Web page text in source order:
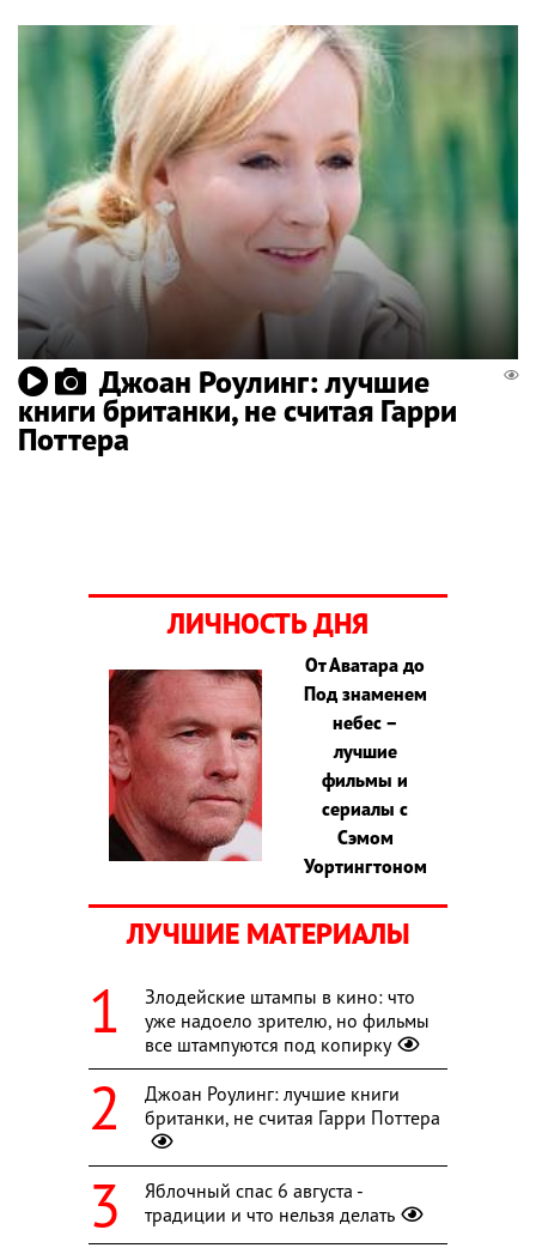
Джоан Роулинг: лучшие
книги британки, не считая Гарри
Поттера
ЛИЧНОСТЬ ДНЯ
От Аватара до
Под знаменем
небес –
лучшие
фильмы и
сериалы с
Сэмом
Уортингтоном
ЛУЧШИЕ МАТЕРИАЛЫ
Злодейские штампы в кино: что
уже надоело зрителю, но фильмы
все штампуются под копирку
Джоан Роулинг: лучшие книги
британки, не считая Гарри Поттера
Яблочный спас 6 августа -
традиции и что нельзя делать